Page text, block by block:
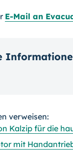
E-Mail an
verweisen:
Kalzip für die
mit